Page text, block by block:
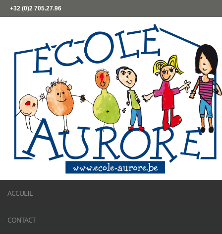
+32 (0)2 705.27.96
ACCUEIL
CONTACT